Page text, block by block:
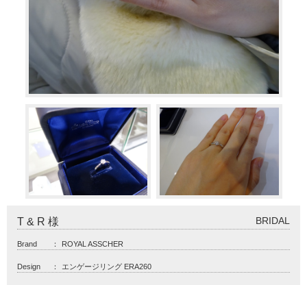
T & R 様 BRIDAL
Brand ： ROYAL ASSCHER
Design ： エンゲージリング ERA260